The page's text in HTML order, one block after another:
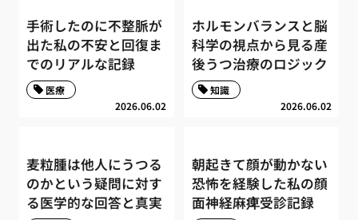
手術したのに不整脈が
出た私の不安と回復ま
でのリアルな記録
2026.06.02
医療
ホルモンバランスと脳
科学の視点から見る産
後うつ治療のロジック
2026.06.02
知識
麦粒腫は他人にうつる
のかという疑問に対す
る医学的な回答と真実
朝起きて顔が動かない
恐怖を経験した私の顔
面神経麻痺受診記録